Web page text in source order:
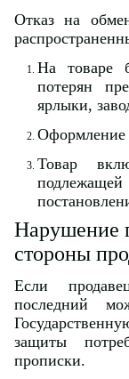
Отказ на
На товаре
потерян
ярлыки,
Оформление
Товар
Нарушение
стороны
Если
последний
защиты
прописки.